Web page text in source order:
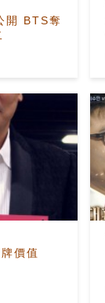
開 BTS奪
價值